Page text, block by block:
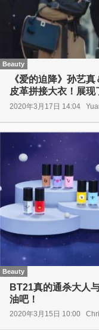
Beauty
《爱的迫降》孙艺
皮革拼接大衣！展现
2020年3月17日 14:04
Beauty
BT21真的通杀大人
油吧！
2020年3月15日 10:00